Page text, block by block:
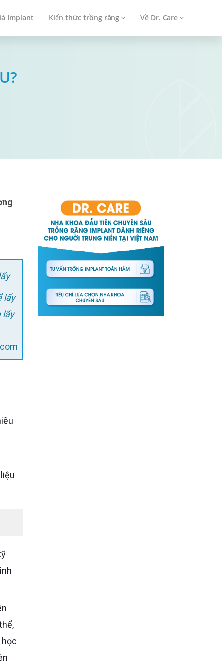
Implant Kiến thức trồng răng Về Dr. Care
lấy
lấy
học